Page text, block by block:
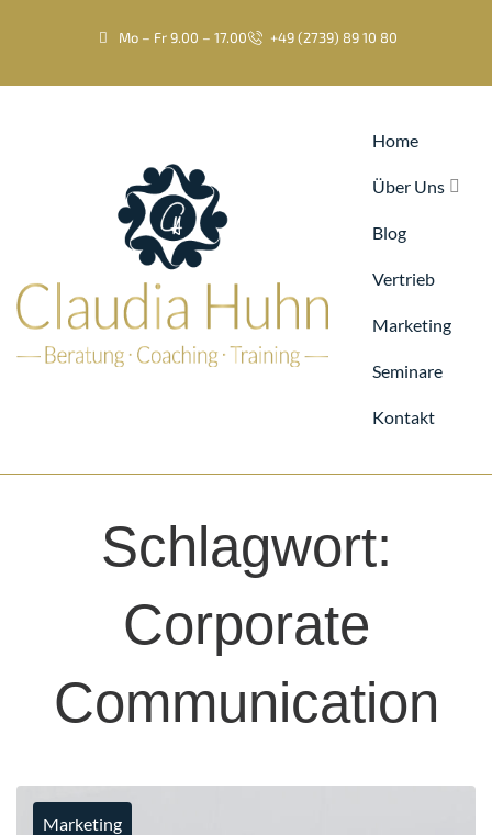
Mo – Fr 9.00 – 17.00 +49 (2739) 89 10 80
Home
Über Uns
Blog
Vertrieb
Marketing
Seminare
Kontakt
Schlagwort:
Corporate
Communication
Marketing